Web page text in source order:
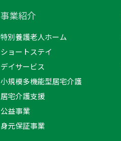
事業紹介
特別養護老人ホーム
ショートステイ
デイサービス
小規模多機能型居宅介護
居宅介護支援
公益事業
身元保証事業